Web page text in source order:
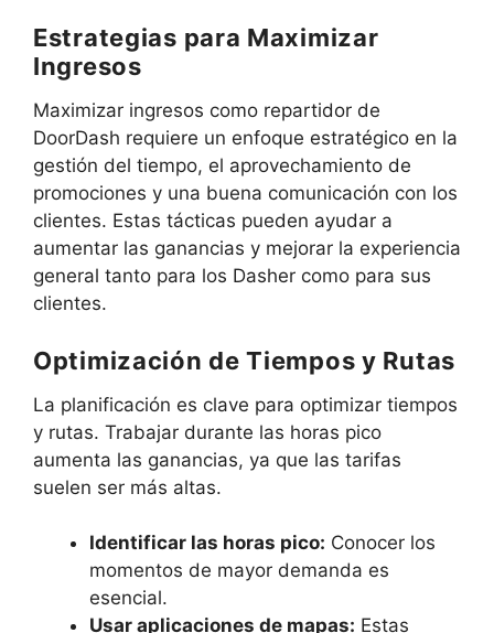
Estrategias para Maximizar
Ingresos
Maximizar ingresos como repartidor de
DoorDash requiere un enfoque estratégico en la
gestión del tiempo, el aprovechamiento de
promociones y una buena comunicación con los
clientes. Estas tácticas pueden ayudar a
aumentar las ganancias y mejorar la experiencia
general tanto para los Dasher como para sus
clientes.
Optimización de Tiempos y Rutas
La planificación es clave para optimizar tiempos
y rutas. Trabajar durante las horas pico
aumenta las ganancias, ya que las tarifas
suelen ser más altas.
Identificar las horas pico: Conocer los
momentos de mayor demanda es
esencial.
Usar aplicaciones de mapas: Estas